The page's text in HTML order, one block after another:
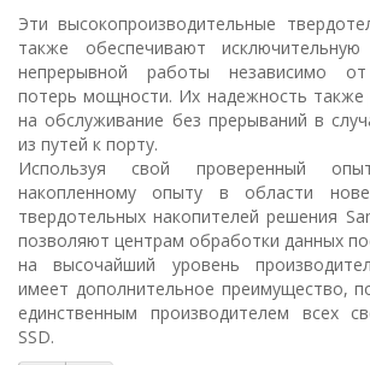
Эти высокопроизводительные
также обеспечивают
непрерывной работы независимо от
потерь мощности. Их надежность также
на обслуживание без прерываний в
из путей к порту.
Используя свой проверенный
накопленному опыту в области
твердотельных накопителей решения
позволяют центрам обработки данных
на высочайший уровень
имеет дополнительное преимущество,
единственным производителем всех
SSD.